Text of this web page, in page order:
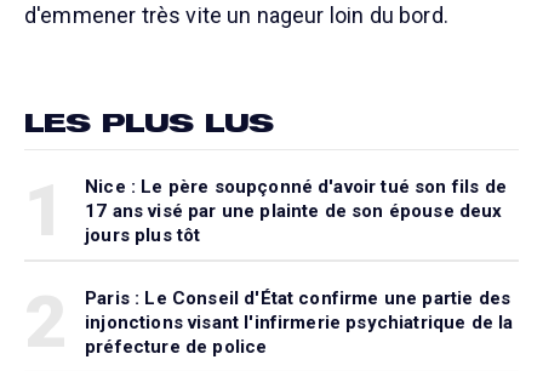
d'emmener très vite un nageur loin du bord.
LES PLUS LUS
Nice : Le père soupçonné d'avoir tué son fils de
17 ans visé par une plainte de son épouse deux
jours plus tôt
Paris : Le Conseil d'État confirme une partie des
injonctions visant l'infirmerie psychiatrique de la
préfecture de police